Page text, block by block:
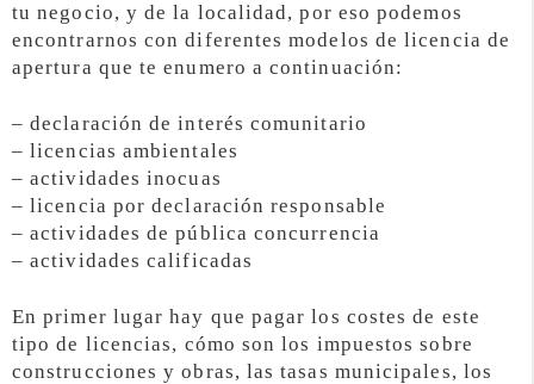
tu negocio, y de la localidad, por eso podemos
encontrarnos con diferentes modelos de licencia de
apertura que te enumero a continuación:
– declaración de interés comunitario
– licencias ambientales
– actividades inocuas
– licencia por declaración responsable
– actividades de pública concurrencia
– actividades calificadas
En primer lugar hay que pagar los costes de este
tipo de licencias, cómo son los impuestos sobre
construcciones y obras, las tasas municipales, los